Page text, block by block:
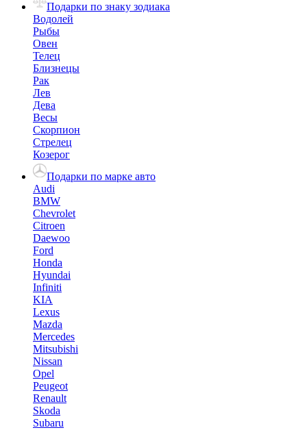
Подарки по знаку зодиака
Водолей
Рыбы
Овен
Телец
Близнецы
Рак
Лев
Дева
Весы
Скорпион
Стрелец
Козерог
Подарки по марке авто
Audi
BMW
Chevrolet
Citroen
Daewoo
Ford
Honda
Hyundai
Infiniti
KIA
Lexus
Mazda
Mercedes
Mitsubishi
Nissan
Opel
Peugeot
Renault
Skoda
Subaru